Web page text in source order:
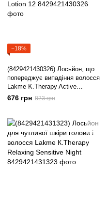
−18%
(8429421430326) Лосьйон, що
попереджує випадіння волосся
Lakme K.Therapy Active
Prevention Lotion 12
676 грн 823 грн